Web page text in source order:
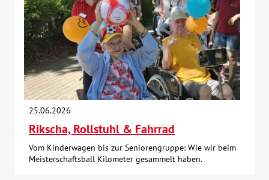
25.06.2026
Rikscha, Rollstuhl & Fahrrad
Vom Kinderwagen bis zur Seniorengruppe: Wie wir beim
Meisterschaftsball Kilometer gesammelt haben.